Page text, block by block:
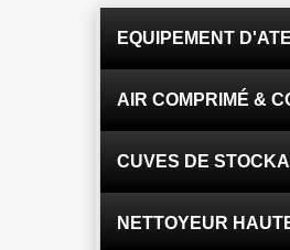
EQUIPEMENT
AIR COMPRIMÉ &
CUVES DE
NETTOYEUR